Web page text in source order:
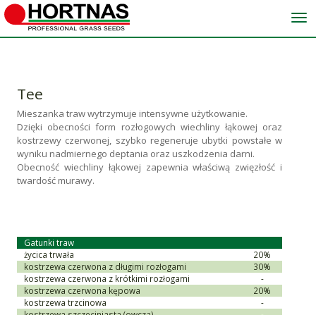
Tee
Mieszanka traw wytrzymuje intensywne użytkowanie.
Dzięki obecności form rozłogowych wiechliny łąkowej oraz
kostrzewy czerwonej, szybko regeneruje ubytki powstałe w
wyniku nadmiernego deptania oraz uszkodzenia darni.
Obecność wiechliny łąkowej zapewnia właściwą zwięzłość i
twardość murawy.
Gatunki traw
życica trwała
20%
kostrzewa czerwona z długimi rozłogami
30%
kostrzewa czerwona z krótkimi rozłogami
-
kostrzewa czerwona kępowa
20%
kostrzewa trzcinowa
-